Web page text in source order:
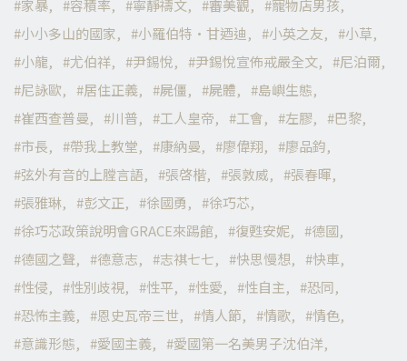
家暴
容積率 寧靜禱文 審美觀
寵物店男孩
小小多山的國家
小羅伯特·甘迺迪 小英之友
小草
小龍
尤伯祥 尹錫悅 尹錫悅宣佈戒嚴全文
尼泊爾
尼詠歐
居住正義 屍僵 屍體
島嶼生態
崔西查普曼
川普 工人皇帝 工會 左膠
巴黎
市長
帶我上教堂 康納曼 廖偉翔
廖品鈞
弦外有音的上膛言語
張啓楷 張敦威
張春暉
張雅琳
彭文正 徐國勇
徐巧芯
徐巧芯政策說明會GRACE來踢館
復甦安妮
德國
德國之聲
德意志 志祺七七 快思慢想
快車
性侵
性別歧視 性平 性愛 性自主
恐同
恐怖主義
恩史瓦帝三世 情人節 情歌
情色
意識形態
愛國主義
愛國第一名美男子沈伯洋